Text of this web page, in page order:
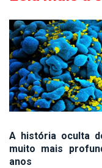
A história oculta
muito mais
anos